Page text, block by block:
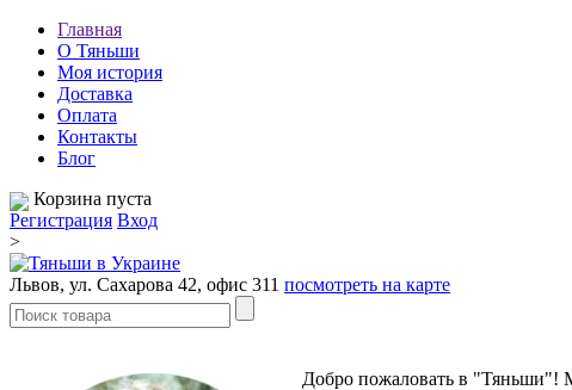
Главная
О Тяньши
Моя история
Доставка
Оплата
Контакты
Блог
Корзина пуста
Регистрация Вход
>
Львов, ул. Сахарова 42, офис 311 посмотреть на карте
Добро пожаловать в "Тяньши"!